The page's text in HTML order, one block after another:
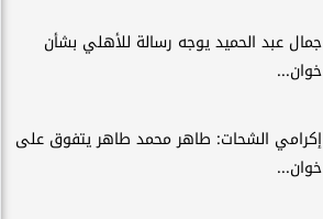
جمال عبد الحميد يوجه رسالة للأهلي بشأن
خوان...
إكرامي الشحات: طاهر محمد طاهر يتفوق على
خوان...